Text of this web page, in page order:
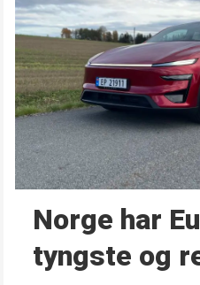
Norge har
tyngste og